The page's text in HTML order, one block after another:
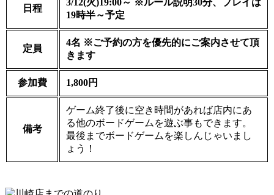
日程
19時半～予定
定員
4名 ※ご予約の方を優先的にご案内させて頂
きます
参加費 1,800円
備考
ゲーム終了後に空き時間があれば店内にあ
る他のボードゲームを遊ぶ事もできます。
最後までボードゲームを楽しんじゃいまし
ょう！